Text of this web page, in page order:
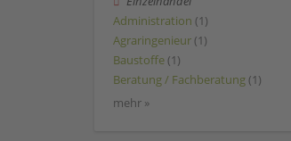
Administration (1)
Agraringenieur (1)
Baustoffe (1)
Beratung / Fachberatung (1)
mehr »